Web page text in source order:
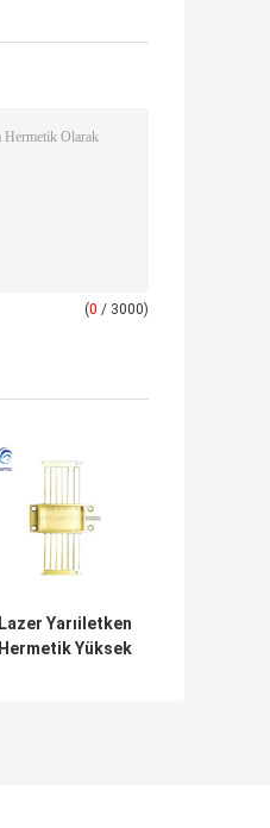
(0 / 3000)
Lazer Yarıiletken
Hermetik Yüksek